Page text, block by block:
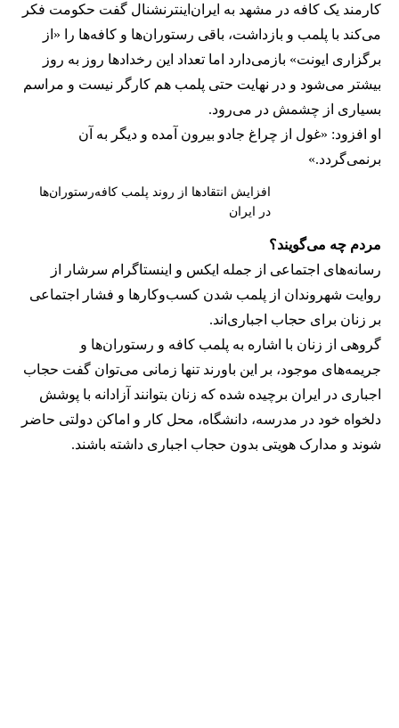
کارمند یک کافه در مشهد به ایران‌اینترنشنال گفت حکومت فکر
می‌کند با پلمب و بازداشت، باقی رستوران‌ها و کافه‌ها را «از
برگزاری ایونت» بازمی‌دارد اما تعداد این رخدادها روز به روز
بیشتر می‌شود و در نهایت حتی پلمب هم کارگر نیست و مراسم
بسیاری از چشمش در می‌رود.
او افزود: «غول از چراغ جادو بیرون آمده و دیگر به آن
برنمی‎‌گردد.»
افزایش انتقادها از روند پلمب کافه‌رستوران‌ها
در ایران
مردم چه می‌گویند؟
رسانه‎‌های اجتماعی از جمله ایکس و اینستاگرام سرشار از
روایت شهروندان از پلمب شدن کسب‌وکارها و فشار اجتماعی
بر زنان برای حجاب اجباری‌اند.
گروهی از زنان با اشاره به پلمب کافه و رستوران‌ها و
جریمه‌های موجود، بر این باورند تنها زمانی می‌توان گفت حجاب
اجباری در ایران برچیده شده که زنان بتوانند آزادانه با پوشش
دلخواه خود در مدرسه، دانشگاه، محل کار و اماکن دولتی حاضر
شوند و مدارک هویتی بدون حجاب اجباری داشته باشند.